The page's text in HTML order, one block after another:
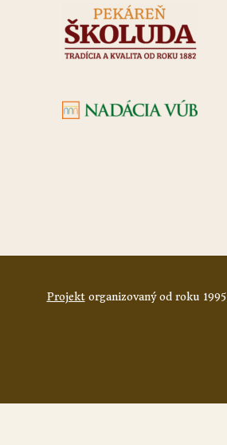
Projektorganizovaný od roku 1995